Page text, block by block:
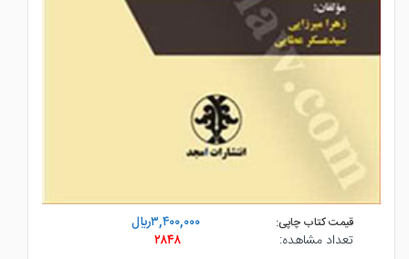
قیمت کتاب چاپی:
۳,۴۰۰,۰۰۰ريال
تعداد مشاهده:
۲۸۴۸